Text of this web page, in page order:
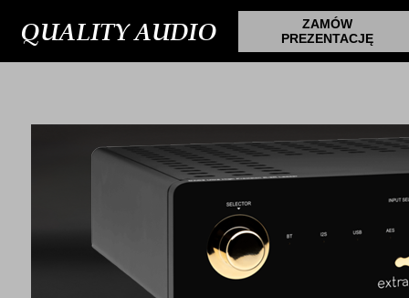
ZAMÓW
PREZENTACJĘ
QUALITY AUDIO